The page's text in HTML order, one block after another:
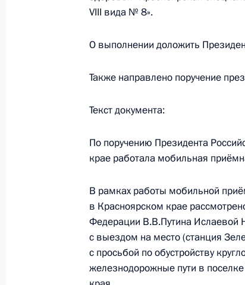
по приёму граждан в Москве
О ходе исполнения
Президента Российской
Федерации по приёму
О ходе исполнения
конференц-связи жителя
Президента Российской
Администрации Президента
VIII вида № 8».
О выполнении доложить
Также направлено поручение
Текст документа:
По поручению Президента
крае работала мобильная
В рамках работы мобильной
в Красноярском крае
Федерации В.В.Путина Ислаевой
с выездом на место (станция
с просьбой по обустройству
железнодорожные пути в